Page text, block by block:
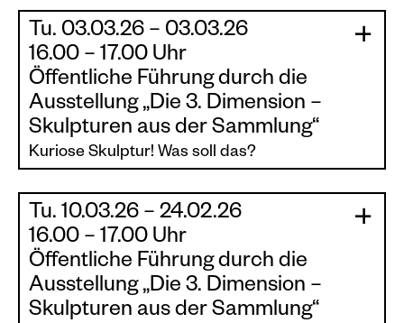
Hier geht's zu den Tickets
Skulpturen aus der Sammlung“ findet im
Zoologischen Garten Rostock ein Rundgang
mit Antje Schunke, Kuratorin der Ausstellung,
statt.
Teilnahme 12,50 EUR pro Person
ab 10 Personen findet die Führung statt
Hier geht's zu den Tickets
Tu. 03.03.26 – 03.03.26
16.00 – 17.00 Uhr
Öffentliche Führung durch die
Ausstellung „Die 3. Dimension –
Skulpturen aus der Sammlung“
|
|
Kuriose Skulptur! Was soll das?
Wir widmen uns in dieser Führung kuriosen
Kunstwerken der Skulpturensammlung. Hierzu
werden Fragen aufgeworfen. Fragen, die häufig
nur gedacht werden – Fragen, die man meist
nicht zu stellen wagt – Fragen, die aber wichtig
sind, um zu verstehen.
Tu. 10.03.26 – 24.02.26
16.00 – 17.00 Uhr
Öffentliche Führung durch die
Ausstellung „Die 3. Dimension –
Skulpturen aus der Sammlung“
|
|